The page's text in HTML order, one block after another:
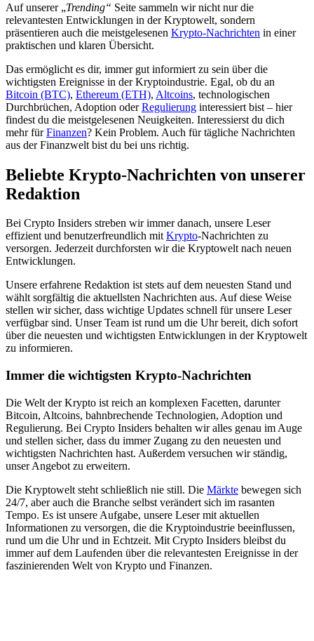
Auf unserer „Trending“ Seite sammeln wir nicht nur die
relevantesten Entwicklungen in der Kryptowelt, sondern
präsentieren auch die meistgelesenen Krypto-Nachrichten in einer
praktischen und klaren Übersicht.
Das ermöglicht es dir, immer gut informiert zu sein über die
wichtigsten Ereignisse in der Kryptoindustrie. Egal, ob du an
Bitcoin (BTC), Ethereum (ETH), Altcoins, technologischen
Durchbrüchen, Adoption oderRegulierung interessiert bist – hier
findest du die meistgelesenen Neuigkeiten. Interessierst du dich
mehr fürFinanzen? Kein Problem. Auch für tägliche Nachrichten
aus der Finanzwelt bist du bei uns richtig.
Beliebte Krypto-Nachrichten von unserer
Redaktion
Bei Crypto Insiders streben wir immer danach, unsere Leser
effizient und benutzerfreundlich mitKrypto-Nachrichten zu
versorgen. Jederzeit durchforsten wir die Kryptowelt nach neuen
Entwicklungen.
Unsere erfahrene Redaktion ist stets auf dem neuesten Stand und
wählt sorgfältig die aktuellsten Nachrichten aus. Auf diese Weise
stellen wir sicher, dass wichtige Updates schnell für unsere Leser
verfügbar sind. Unser Team ist rund um die Uhr bereit, dich sofort
über die neuesten und wichtigsten Entwicklungen in der Kryptowelt
zu informieren.
Immer die wichtigsten Krypto-Nachrichten
Die Welt der Krypto ist reich an komplexen Facetten, darunter
Bitcoin, Altcoins, bahnbrechende Technologien, Adoption und
Regulierung. Bei Crypto Insiders behalten wir alles genau im Auge
und stellen sicher, dass du immer Zugang zu den neuesten und
wichtigsten Nachrichten hast. Außerdem versuchen wir ständig,
unser Angebot zu erweitern.
Die Kryptowelt steht schließlich nie still. Die Märkte bewegen sich
24/7, aber auch die Branche selbst verändert sich im rasanten
Tempo. Es ist unsere Aufgabe, unsere Leser mit aktuellen
Informationen zu versorgen, die die Kryptoindustrie beeinflussen,
rund um die Uhr und in Echtzeit. Mit Crypto Insiders bleibst du
immer auf dem Laufenden über die relevantesten Ereignisse in der
faszinierenden Welt von Krypto und Finanzen.